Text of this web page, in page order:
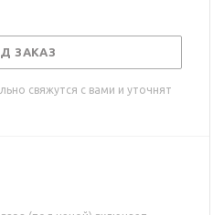
ЗАКАЗ
свяжутся с вами и уточнят